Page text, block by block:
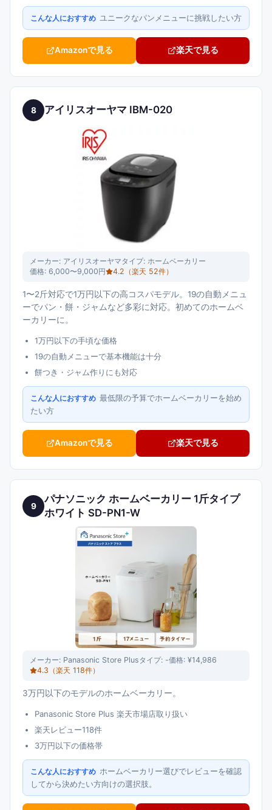
こんな人におすすめ ユニークなパンメニューに挑戦したい方
Amazonで見る 楽天で見る
8 アイリスオーヤマ IBM-020
メーカー: アイリスオーヤマタイプ: ホームベーカリー
価格: 6,000〜9,000円 4.2 （楽天 52件）
1〜2斤対応で1万円以下の高コスパモデル。19の自動メニュ
ーでパン・餅・ジャムなど多彩に対応。初めてのホームベ
ーカリーに。
1万円以下の手頃な価格
19の自動メニューで基本機能は十分
餅つき・ジャム作りにも対応
こんな人におすすめ 最低限の予算でホームベーカリーを始め
たい方
Amazonで見る 楽天で見る
9
パナソニック ホームベーカリー 1斤タイプ
ホワイト SD-PN1-W
メーカー: Panasonic Store Plusタイプ: -価格: ¥14,986
4.3 （楽天 118件）
3万円以下のモデルのホームベーカリー。
Panasonic Store Plus 楽天市場店取り扱い
楽天レビュー118件
3万円以下の価格帯
こんな人におすすめ ホームベーカリー選びでレビューを確認
してから決めたい方向けの選択肢。